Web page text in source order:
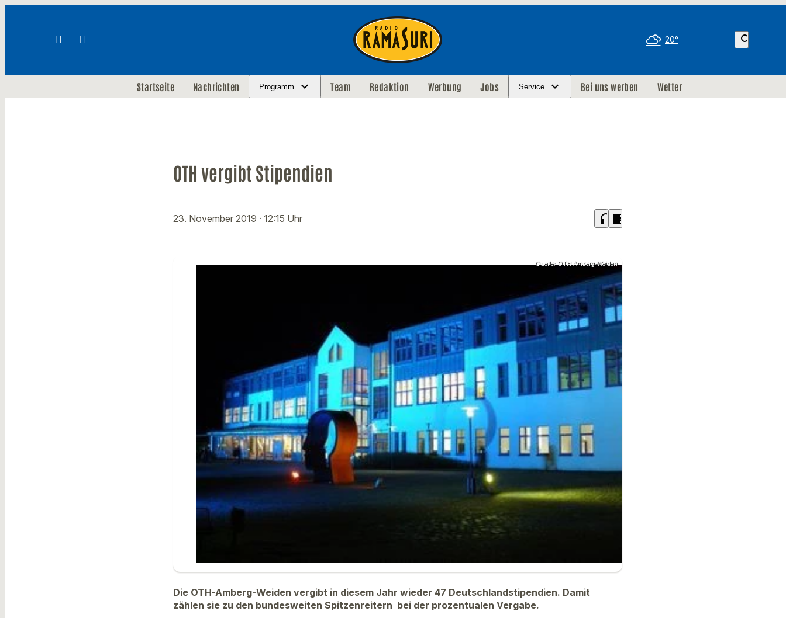
20° search
Startseite Nachrichten Programm Team Redaktion Werbung Jobs Service Bei uns werben Wetter
OTH vergibt Stipendien
23. November 2019 · 12:15 Uhr headphones chrome_reader_mode
Quelle: OTH Amberg-Weiden
Die OTH-Amberg-Weiden vergibt in diesem Jahr wieder 47 Deutschlandstipendien. Damit
zählen sie zu den bundesweiten Spitzenreitern bei der prozentualen Vergabe.